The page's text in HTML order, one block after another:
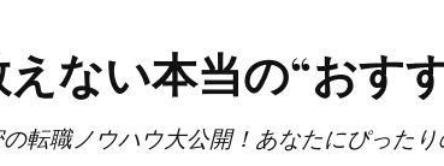
ない本当の“おす
転職ノウハウ大公開！あなたにぴった